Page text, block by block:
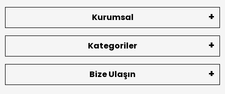
Kurumsal
Kategoriler
Bize Ulaşın